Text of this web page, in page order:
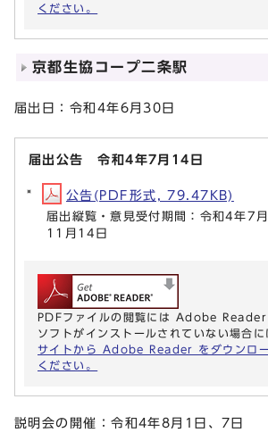
ください。
京都生協コープ二条駅
届出日：令和4年6月30日
届出公告 令和4年7月14日
公告(PDF形式, 79.47KB)
届出縦覧・意見受付期間：令和4年7
11月14日
PDFファイルの閲覧には Adobe Reader
ソフトがインストールされていない場合に
サイトから Adobe Reader をダウンロ
ください。
説明会の開催：令和4年8月1日、7日